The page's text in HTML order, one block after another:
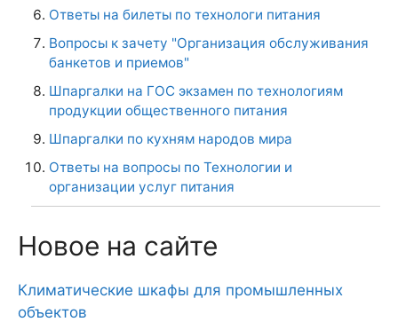
Ответы на билеты по технологи питания
Вопросы к зачету "Организация обслуживания
банкетов и приемов"
Шпаргалки на ГОС экзамен по технологиям
продукции общественного питания
Шпаргалки по кухням народов мира
Ответы на вопросы по Технологии и
организации услуг питания
Новое на сайте
Климатические шкафы для промышленных
объектов